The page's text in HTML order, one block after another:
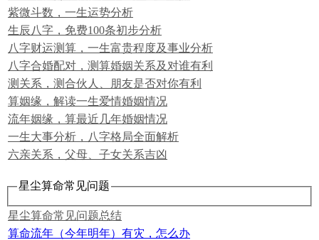
紫微斗数，一生运势分析
生辰八字，免费100条初步分析
八字财运测算，一生富贵程度及事业分析
八字合婚配对，测算婚姻关系及对谁有利
测关系，测合伙人、朋友是否对你有利
算姻缘，解读一生爱情婚姻情况
流年姻缘，算最近几年婚姻情况
一生大事分析，八字格局全面解析
六亲关系，父母、子女关系吉凶
星尘算命常见问题
星尘算命常见问题总结
算命流年（今年明年）有灾，怎么办